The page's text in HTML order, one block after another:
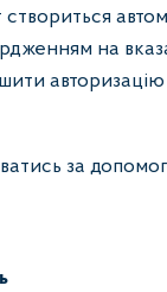
створиться
на
за